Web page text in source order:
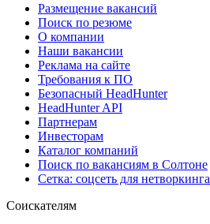
Размещение вакансий
Поиск по резюме
О компании
Наши вакансии
Реклама на сайте
Требования к ПО
Безопасный HeadHunter
HeadHunter API
Партнерам
Инвесторам
Каталог компаний
Поиск по вакансиям в Солтоне
Сетка: соцсеть для нетворкинга
Соискателям